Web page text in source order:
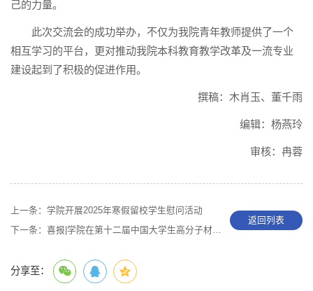
己的力量。
此次交流会的成功举办，不仅为我院青年教师提供了一个
相互学习的平台，更对推动我院本科教育教学改革及一流专业
建设起到了积极的促进作用。
撰稿：木肖玉、董千雨
编辑：杨燕玲
审核：冉蓉
上一条： 学院开展2025年寒假留校学生慰问活动
下一条： 喜报|学院在第十二届中国大学生高分子材料创新创业大赛中取得优异成绩
返回列表
分享至：